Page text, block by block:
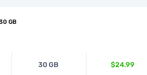
GB
30 GB $24.99